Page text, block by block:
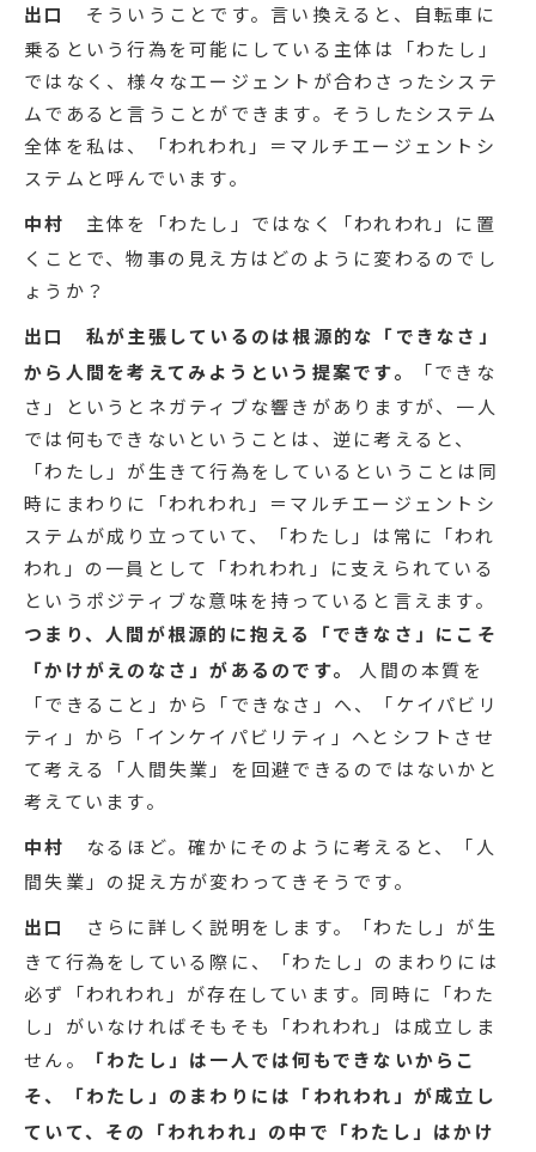
出口
そういうことです。言い換えると、自転車に
乗るという行為を可能にしている主体は「わたし」
ではなく、様々なエージェントが合わさったシステ
ムであると言うことができます。そうしたシステム
全体を私は、「われわれ」＝マルチエージェントシ
ステムと呼んでいます。
中村
主体を「わたし」ではなく「われわれ」に置
くことで、物事の見え方はどのように変わるのでし
ょうか？
出口
私が主張しているのは根源的な「できなさ」
から人間を考えてみようという提案です。
「できな
さ」というとネガティブな響きがありますが、一人
では何もできないということは、逆に考えると、
「わたし」が生きて行為をしているということは同
時にまわりに「われわれ」＝マルチエージェントシ
ステムが成り立っていて、「わたし」は常に「われ
われ」の一員として「われわれ」に支えられている
というポジティブな意味を持っていると言えます。
つまり、人間が根源的に抱える「できなさ」にこそ
「かけがえのなさ」があるのです。 人間の本質を
「できること」から「できなさ」へ、「ケイパビリ
ティ」から「インケイパビリティ」へとシフトさせ
て考える「人間失業」を回避できるのではないかと
考えています。
中村
なるほど。確かにそのように考えると、「人
間失業」の捉え方が変わってきそうです。
出口
さらに詳しく説明をします。「わたし」が生
きて行為をしている際に、「わたし」のまわりには
必ず「われわれ」が存在しています。同時に「わた
し」がいなければそもそも「われわれ」は成立しま
せん。
「わたし」は一人では何もできないからこ
そ、「わたし」のまわりには「われわれ」が成立し
ていて、その「われわれ」の中で「わたし」はかけ